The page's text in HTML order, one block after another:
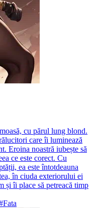
cu părul lung blond.
care îi luminează
Eroina noastră iubește să
ce este corect. Cu
ea este întotdeauna
în ciuda exteriorului ei
și îi place să petreacă timp